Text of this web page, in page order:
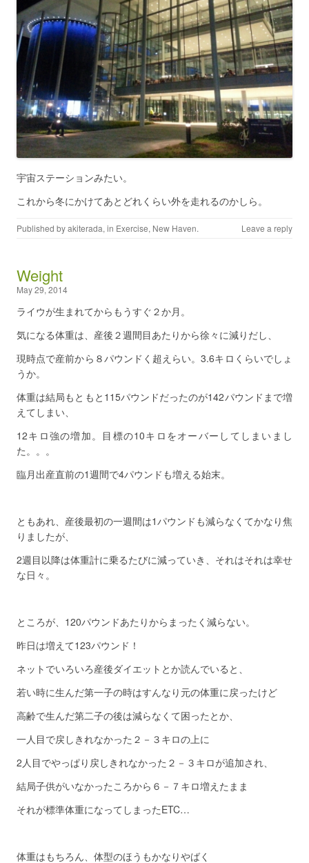
宇宙ステーションみたい。
これから冬にかけてあとどれくらい外を走れるのかしら。
Published byakiterada, in Exercise, New Haven. Leave a reply
Weight
May 29, 2014
ライウが生まれてからもうすぐ２か月。
気になる体重は、産後２週間目あたりから徐々に減りだし、
現時点で産前から８パウンドく超えらい。3.6キロくらいでしょ
うか。
体重は結局もともと115パウンドだったのが142パウンドまで増
えてしまい、
12キロ強の増加。目標の10キロをオーバーしてしまいまし
た。。。
臨月出産直前の1週間で4パウンドも増える始末。
ともあれ、産後最初の一週間は1パウンドも減らなくてかなり焦
りましたが、
2週目以降は体重計に乗るたびに減っていき、それはそれは幸せ
な日々。
ところが、120パウンドあたりからまったく減らない。
昨日は増えて123パウンド！
ネットでいろいろ産後ダイエットとか読んでいると、
若い時に生んだ第一子の時はすんなり元の体重に戻ったけど
高齢で生んだ第二子の後は減らなくて困ったとか、
一人目で戻しきれなかった２－３キロの上に
2人目でやっぱり戻しきれなかった２－３キロが追加され、
結局子供がいなかったころから６－７キロ増えたまま
それが標準体重になってしまったETC…
体重はもちろん、体型のほうもかなりやばく